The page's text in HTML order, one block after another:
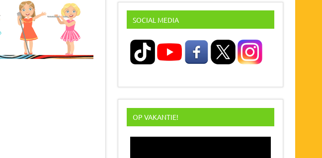
SOCIAL MEDIA
OP VAKANTIE!